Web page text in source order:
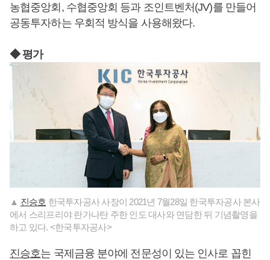
농협중앙회, 수협중앙회 등과 조인트벤처(JV)를 만들어
공동투자하는 우회적 방식을 사용해왔다.
◆ 평가
▲ 진승호 한국투자공사 사장이 2021년 7월28일 한국투자공사 본사
에서 스리프리야 란가나탄 주한 인도 대사와 면담한 뒤 기념촬영을
하고 있다. <한국투자공사>
진승호는 국제금융 분야에 전문성이 있는 인사로 꼽힌